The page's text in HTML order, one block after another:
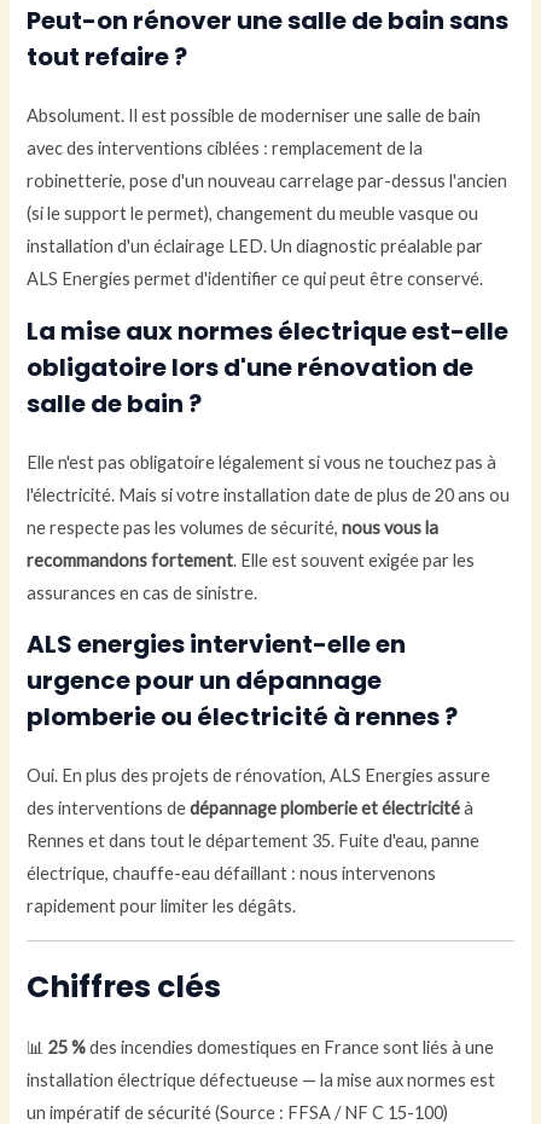
Peut-on rénover une salle de bain sans
tout refaire ?
Absolument. Il est possible de moderniser une salle de bain
avec des interventions ciblées : remplacement de la
robinetterie, pose d'un nouveau carrelage par-dessus l'ancien
(si le support le permet), changement du meuble vasque ou
installation d'un éclairage LED. Un diagnostic préalable par
ALS Energies permet d'identifier ce qui peut être conservé.
La mise aux normes électrique est-elle
obligatoire lors d'une rénovation de
salle de bain ?
Elle n'est pas obligatoire légalement si vous ne touchez pas à
l'électricité. Mais si votre installation date de plus de 20 ans ou
ne respecte pas les volumes de sécurité,nous vous la
recommandons fortement. Elle est souvent exigée par les
assurances en cas de sinistre.
ALS energies intervient-elle en
urgence pour un dépannage
plomberie ou électricité à rennes ?
Oui. En plus des projets de rénovation, ALS Energies assure
des interventions dedépannage plomberie et électricitéà
Rennes et dans tout le département 35. Fuite d'eau, panne
électrique, chauffe-eau défaillant : nous intervenons
rapidement pour limiter les dégâts.
Chiffres clés
📊25 %des incendies domestiques en France sont liés à une
installation électrique défectueuse — la mise aux normes est
un impératif de sécurité (Source : FFSA / NF C 15-100)